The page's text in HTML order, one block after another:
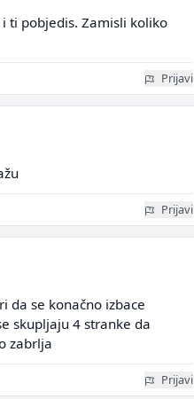
ti pobjedis. Zamisli koliko
Prijavi
Prijavi
da se konačno izbace
skupljaju 4 stranke da
zabrlja
Prijavi